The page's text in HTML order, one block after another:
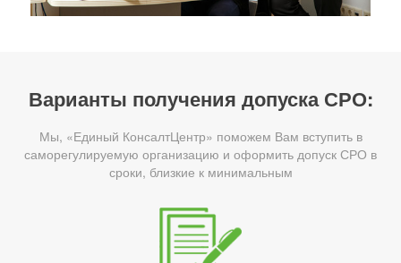
Варианты получения допуска СРО:
Мы, «Единый КонсалтЦентр» поможем Вам вступить в
саморегулируемую организацию и оформить допуск СРО в
сроки, близкие к минимальным